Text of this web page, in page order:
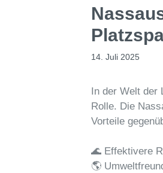
14. Juli 2025
In der Welt der
Rolle. Die
Vorteile
🌊 Effektivere
🌎